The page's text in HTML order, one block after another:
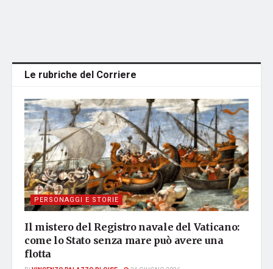
Le rubriche del Corriere
PERSONAGGI E STORIE
Il mistero del Registro navale del Vaticano:
come lo Stato senza mare può avere una
flotta